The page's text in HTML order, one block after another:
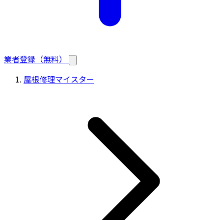
業者登録（無料）
屋根修理マイスター